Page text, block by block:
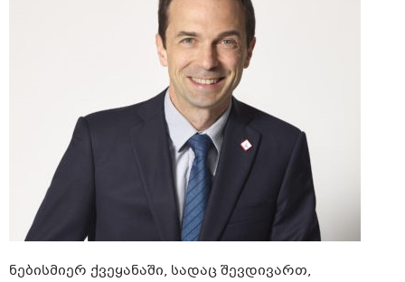
ნებისმიერ ქვეყანაში, სადაც შევდივართ,